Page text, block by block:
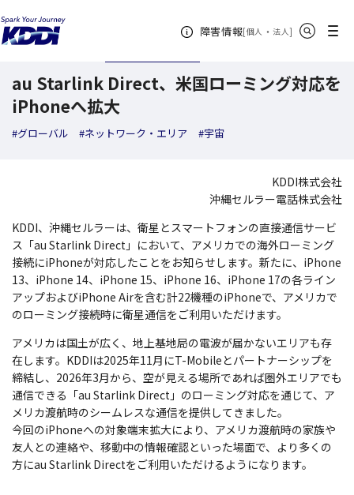
障害情報[個人 ・ 法人新規ウィンドウ
]
メニュー
au Starlink Direct、米国ローミング対応を
iPhoneへ拡大
#グローバル #ネットワーク・エリア #宇宙
KDDI株式会社
沖縄セルラー電話株式会社
KDDI、沖縄セルラーは、衛星とスマートフォンの直接通信サービ
ス「au Starlink Direct」において、アメリカでの海外ローミング
接続にiPhoneが対応したことをお知らせします。新たに、iPhone
13、iPhone 14、iPhone 15、iPhone 16、iPhone 17の各ライン
アップおよびiPhone Airを含む計22機種のiPhoneで、アメリカで
のローミング接続時に衛星通信をご利用いただけます。
アメリカは国土が広く、地上基地局の電波が届かないエリアも存
在します。KDDIは2025年11月にT-Mobileとパートナーシップを
締結し、2026年3月から、空が見える場所であれば圏外エリアでも
通信できる「au Starlink Direct」のローミング対応を通じて、ア
メリカ渡航時のシームレスな通信を提供してきました。
今回のiPhoneへの対象端末拡大により、アメリカ渡航時の家族や
友人との連絡や、移動中の情報確認といった場面で、より多くの
方にau Starlink Directをご利用いただけるようになります。